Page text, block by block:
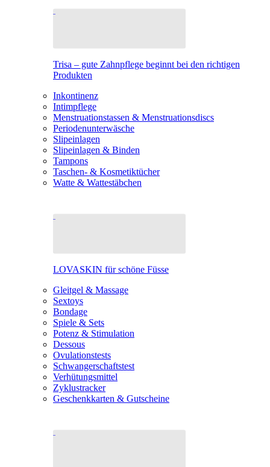
Trisa – gute Zahnpflege beginnt bei den richtigen
Produkten
Inkontinenz
Intimpflege
Menstruationstassen & Menstruationsdiscs
Periodenunterwäsche
Slipeinlagen
Slipeinlagen & Binden
Tampons
Taschen- & Kosmetiktücher
Watte & Wattestäbchen
LOVASKIN für schöne Füsse
Gleitgel & Massage
Sextoys
Bondage
Spiele & Sets
Potenz & Stimulation
Dessous
Ovulationstests
Schwangerschaftstest
Verhütungsmittel
Zyklustracker
Geschenkkarten & Gutscheine